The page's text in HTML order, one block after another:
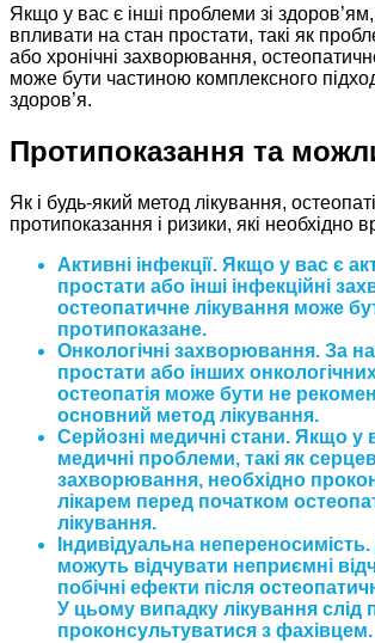
Якщо у вас є інші проблеми зі
впливати на стан простати, такі як
або хронічні захворювання,
може бути частиною комплексного
здоров’я.
Протипоказання та
Як і будь-який метод лікування,
протипоказання і ризики, які необхідно
Активні інфекції. Якщо у вас є
простати або інші інфекційні
остеопатичне лікування може
протипоказане.
Онкологічні захворювання. За
простати або інших
остеопатія може бути не
основний метод лікування.
Серйозні медичні стани. Якщо у
медичні проблеми, такі як
захворювання, необхідно
лікарем перед початком
лікування.
Індивідуальна
можуть відчувати неприємні
побічні ефекти після
У цьому випадку лікування слід
проконсультуватися з фахівцем.